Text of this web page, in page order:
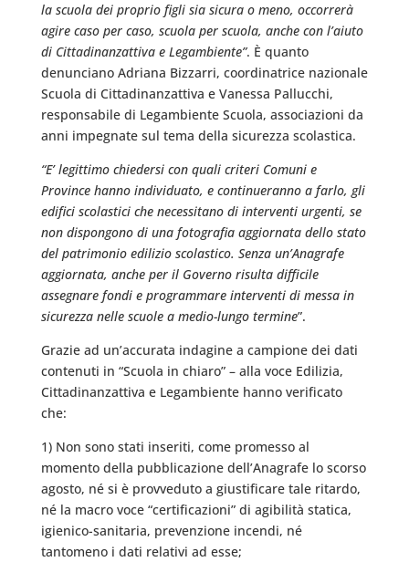
la scuola dei proprio figli sia sicura o meno, occorrerà
agire caso per caso, scuola per scuola, anche con l’aiuto
di Cittadinanzattiva e Legambiente”. È quanto
denunciano Adriana Bizzarri, coordinatrice nazionale
Scuola di Cittadinanzattiva e Vanessa Pallucchi,
responsabile di Legambiente Scuola, associazioni da
anni impegnate sul tema della sicurezza scolastica.
“E’ legittimo chiedersi con quali criteri Comuni e
Province hanno individuato, e continueranno a farlo, gli
edifici scolastici che necessitano di interventi urgenti, se
non dispongono di una fotografia aggiornata dello stato
del patrimonio edilizio scolastico. Senza un’Anagrafe
aggiornata, anche per il Governo risulta difficile
assegnare fondi e programmare interventi di messa in
sicurezza nelle scuole a medio-lungo termine”.
Grazie ad un’accurata indagine a campione dei dati
contenuti in “Scuola in chiaro” – alla voce Edilizia,
Cittadinanzattiva e Legambiente hanno verificato
che:
1) Non sono stati inseriti, come promesso al
momento della pubblicazione dell’Anagrafe lo scorso
agosto, né si è provveduto a giustificare tale ritardo,
né la macro voce “certificazioni” di agibilità statica,
igienico-sanitaria, prevenzione incendi, né
tantomeno i dati relativi ad esse;